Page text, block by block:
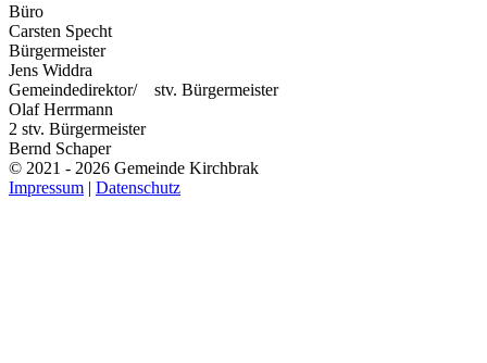
Büro
Carsten Specht
Bürgermeister
Jens Widdra
Gemeindedirektor/ stv. Bürgermeister
Olaf Herrmann
2 stv. Bürgermeister
Bernd Schaper
© 2021 - 2026 Gemeinde Kirchbrak
Impressum | Datenschutz